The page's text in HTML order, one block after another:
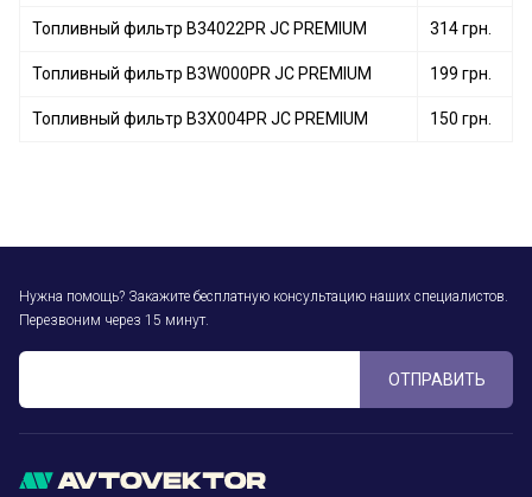
Топливный фильтр B34022PR JC PREMIUM 314 грн.
Топливный фильтр B3W000PR JC PREMIUM 199 грн.
Топливный фильтр B3X004PR JC PREMIUM 150 грн.
Нужна помощь? Закажите бесплатную консультацию наших специалистов.
Перезвоним через 15 минут.
ОТПРАВИТЬ